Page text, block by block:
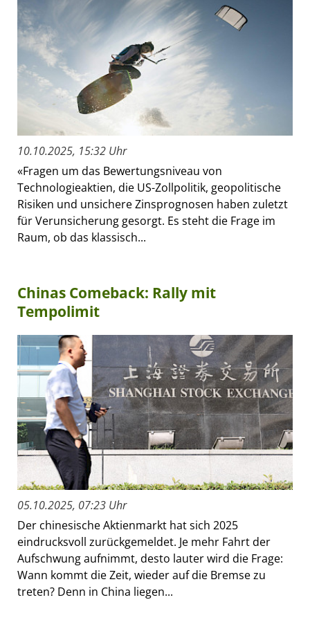
10.10.2025, 15:32 Uhr
«Fragen um das Bewertungsniveau von
Technologieaktien, die US-Zollpolitik, geopolitische
Risiken und unsichere Zinsprognosen haben zuletzt
für Verunsicherung gesorgt. Es steht die Frage im
Raum, ob das klassisch...
Chinas Comeback: Rally mit
Tempolimit
05.10.2025, 07:23 Uhr
Der chinesische Aktienmarkt hat sich 2025
eindrucksvoll zurückgemeldet. Je mehr Fahrt der
Aufschwung aufnimmt, desto lauter wird die Frage:
Wann kommt die Zeit, wieder auf die Bremse zu
treten? Denn in China liegen...